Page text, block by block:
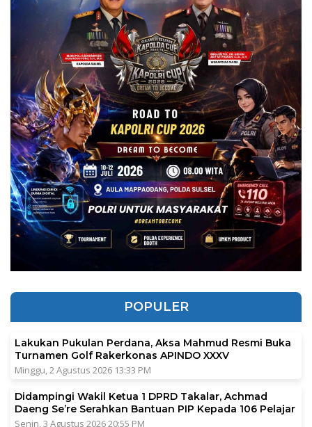
POPULER
Lakukan Pukulan Perdana, Aksa Mahmud Resmi Buka
Turnamen Golf Rakerkonas APINDO XXXV
Minggu, 2 Agustus 2026 13:33 PM
Didampingi Wakil Ketua 1 DPRD Takalar, Achmad
Daeng Se’re Serahkan Bantuan PIP Kepada 106 Pelajar
Senin, 3 Agustus 2026 20:55 PM